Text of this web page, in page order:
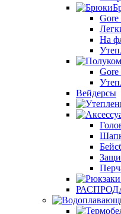
Gore
На
Gore
Вейдерсы